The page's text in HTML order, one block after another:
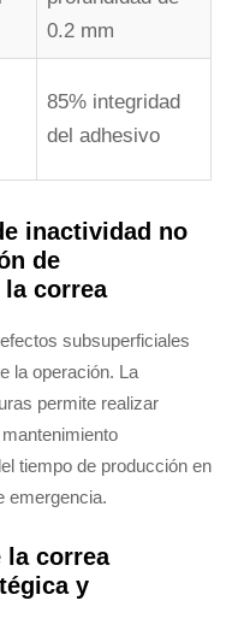
0.2 mm
85% integridad
del adhesivo
inactividad no
de
correa
subsuperficiales
la operación. La
permite realizar
tiempo de producción en
emergencia.
la correa
y